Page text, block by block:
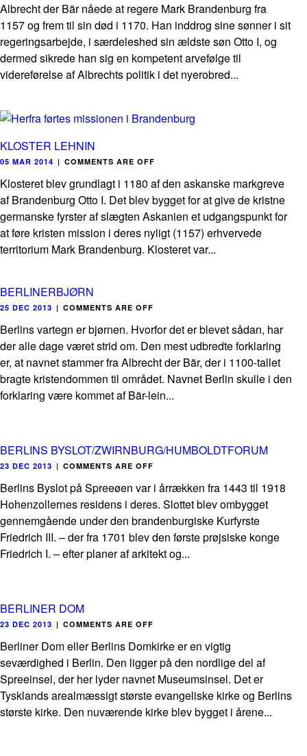
Albrecht der Bär nåede at regere Mark Brandenburg fra
1157 og frem til sin død i 1170. Han inddrog sine sønner i sit
regeringsarbejde, i særdeleshed sin ældste søn Otto I, og
dermed sikrede han sig en kompetent arvefølge til
videreførelse af Albrechts politik i det nyerobred...
KLOSTER LEHNIN
05 MAR 2014 | COMMENTS ARE OFF
Klosteret blev grundlagt i 1180 af den askanske markgreve
af Brandenburg Otto I. Det blev bygget for at give de kristne
germanske fyrster af slægten Askanien et udgangspunkt for
at føre kristen mission i deres nyligt (1157) erhvervede
territorium Mark Brandenburg. Klosteret var...
BERLINERBJØRN
25 DEC 2013 | COMMENTS ARE OFF
Berlins vartegn er bjørnen. Hvorfor det er blevet sådan, har
der alle dage været strid om. Den mest udbredte forklaring
er, at navnet stammer fra Albrecht der Bär, der i 1100-tallet
bragte kristendommen til området. Navnet Berlin skulle i den
forklaring være kommet af Bär-lein...
BERLINS BYSLOT/ZWIRNBURG/HUMBOLDTFORUM
23 DEC 2013 | COMMENTS ARE OFF
Berlins Byslot på Spreeøen var i årrækken fra 1443 til 1918
Hohenzollernes residens i deres. Slottet blev ombygget
gennemgående under den brandenburgiske Kurfyrste
Friedrich III. – der fra 1701 blev den første prøjsiske konge
Friedrich I. – efter planer af arkitekt og...
BERLINER DOM
23 DEC 2013 | COMMENTS ARE OFF
Berliner Dom eller Berlins Domkirke er en vigtig
seværdighed i Berlin. Den ligger på den nordlige del af
Spreeinsel, der her lyder navnet Museumsinsel. Det er
Tysklands arealmæssigt største evangeliske kirke og Berlins
største kirke. Den nuværende kirke blev bygget i årene...